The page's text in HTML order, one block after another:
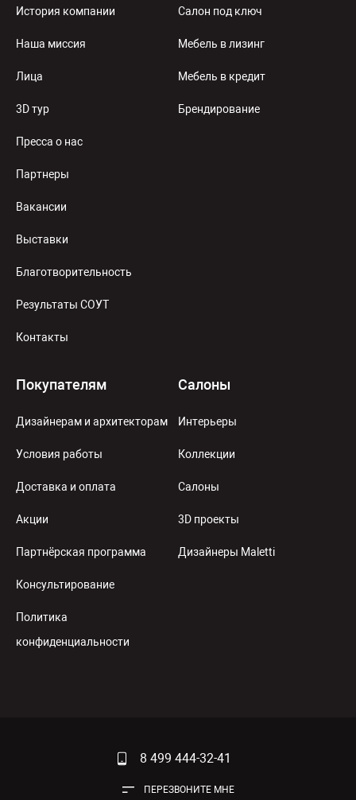
История компании
Наша миссия
Лица
3D тур
Пресса о нас
Партнеры
Вакансии
Выставки
Благотворительность
Результаты СОУТ
Контакты
Салон под ключ
Мебель в лизинг
Мебель в кредит
Брендирование
Покупателям
Дизайнерам и архитекторам
Условия работы
Доставка и оплата
Акции
Партнёрская программа
Консультирование
Политика
конфиденциальности
Салоны
Интерьеры
Коллекции
Салоны
3D проекты
Дизайнеры Maletti
8 499 444-32-41
ПЕРЕЗВОНИТЕ МНЕ